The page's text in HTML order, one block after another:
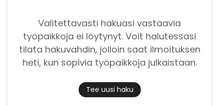
Valitettavasti hakuasi vastaavia
työpaikkoja ei löytynyt. Voit halutessasi
tilata hakuvahdin, jolloin saat ilmoituksen
heti, kun sopivia työpaikkoja julkaistaan.
Tee uusi haku